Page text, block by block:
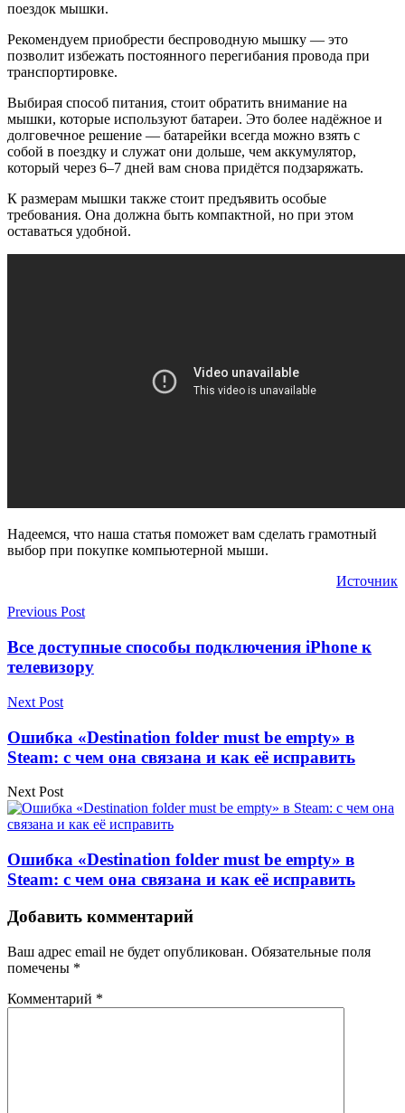
поездок мышки.
Рекомендуем приобрести беспроводную мышку — это
позволит избежать постоянного перегибания провода при
транспортировке.
Выбирая способ питания, стоит обратить внимание на
мышки, которые используют батареи. Это более надёжное и
долговечное решение — батарейки всегда можно взять с
собой в поездку и служат они дольше, чем аккумулятор,
который через 6–7 дней вам снова придётся подзаряжать.
К размерам мышки также стоит предъявить особые
требования. Она должна быть компактной, но при этом
оставаться удобной.
Надеемся, что наша статья поможет вам сделать грамотный
выбор при покупке компьютерной мыши.
Источник
Previous Post
Все доступные способы подключения iPhone к
телевизору
Next Post
Ошибка «Destination folder must be empty» в
Steam: с чем она связана и как её исправить
Next Post
Ошибка «Destination folder must be empty» в
Steam: с чем она связана и как её исправить
Добавить комментарий
Ваш адрес email не будет опубликован. Обязательные поля
помечены *
Комментарий *